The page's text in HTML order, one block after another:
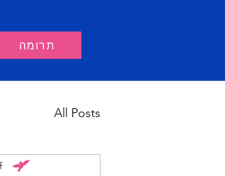
תרומה
All Posts